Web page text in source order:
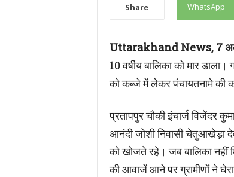
Share WhatsApp
Uttarakhand News, 7
10 वर्षीय बालिका को मार
को कब्जे में लेकर पंचायतनामे की
प्रतापपुर चौकी इंचार्ज विजेंदर
आनंदी जोशी निवासी चेतुआखेड़ा
को खोजते रहे। जब बालिका नहीं
की आवाजें आने पर ग्रामीणों ने